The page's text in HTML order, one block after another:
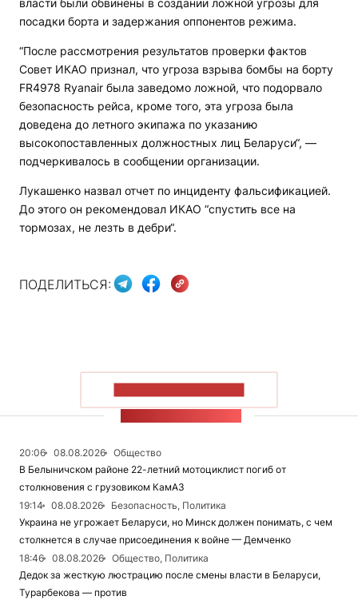
власти были обвинены в создании ложной угрозы для
посадки борта и задержания оппонентов режима.
“После рассмотрения результатов проверки фактов
Совет ИКАО признал, что угроза взрыва бомбы на борту
FR4978 Ryanair была заведомо ложной, что подорвало
безопасность рейса, кроме того, эта угроза была
доведена до летного экипажа по указанию
высокопоставленных должностных лиц Беларуси“, —
подчеркивалось в сообщении организации.
Лукашенко назвал отчет по инциденту фальсификацией.
До этого он рекомендовал ИКАО “спустить все на
тормозах, не лезть в дебри“.
ПОДЕЛИТЬСЯ:
20:06 08.08.2026
Общество
В Белыничском районе 22-летний мотоциклист погиб от
столкновения с грузовиком КамАЗ
19:14
08.08.2026
Безопасность, Политика
Украина не угрожает Беларуси, но Минск должен понимать, с чем
столкнется в случае присоединения к войне — Демченко
18:46
08.08.2026
Общество, Политика
Дедок за жесткую люстрацию после смены власти в Беларуси,
Турарбекова — против